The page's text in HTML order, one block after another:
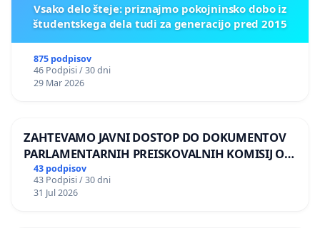
Vsako delo šteje: priznajmo pokojninsko dobo iz
študentskega dela tudi za generacijo pred 2015
875 podpisov
46 Podpisi / 30 dni
29 Mar 2026
ZAHTEVAMO JAVNI DOSTOP DO DOKUMENTOV
PARLAMENTARNIH PREISKOVALNIH KOMISIJ O
ILEGALNI TRGOVINI Z OROŽJEM
43 podpisov
43 Podpisi / 30 dni
31 Jul 2026